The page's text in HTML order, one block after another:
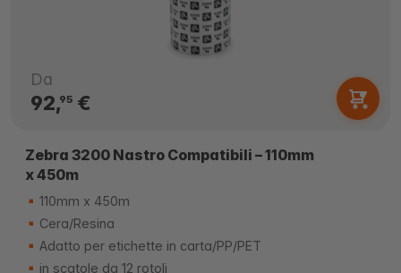
Da
92,95€
Zebra 3200 Nastro Compatibili – 110mm
x 450m
110mm x 450m
Cera/Resina
Adatto per etichette in carta/PP/PET
in scatole da 12 rotoli